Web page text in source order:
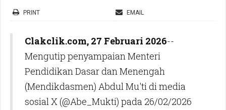
PRINT EMAIL
Clakclik.com, 27 Februari 2026--
Mengutip penyampaian Menteri
Pendidikan Dasar dan Menengah
(Mendikdasmen) Abdul Mu'ti di media
sosial X (@Abe_Mukti) pada 26/02/2026